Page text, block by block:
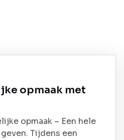
opmaak met
opmaak – Een hele
Tijdens een